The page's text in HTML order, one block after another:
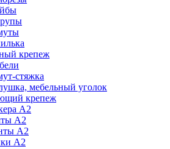
крепеж
стяжка
мебельный уголок
крепеж
А2
А2
А2
А2